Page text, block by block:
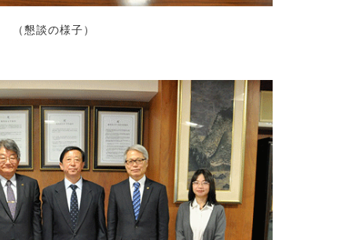
（懇談の様子）